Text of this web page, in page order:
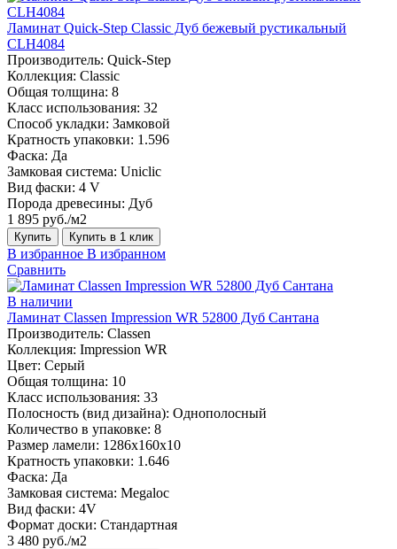
Ламинат Quick-Step Classic Дуб бежевый рустикальный
CLH4084
Производитель: Quick-Step
Коллекция: Classic
Общая толщина: 8
Класс использования: 32
Способ укладки: Замковой
Кратность упаковки: 1.596
Фаска: Да
Замковая система: Uniclic
Вид фаски: 4 V
Порода древесины: Дуб
1 895 руб./м2
Купить Купить в 1 клик
В избранное В избранном
Сравнить
В наличии
Ламинат Classen Impression WR 52800 Дуб Сантана
Производитель: Classen
Коллекция: Impression WR
Цвет: Серый
Общая толщина: 10
Класс использования: 33
Полосность (вид дизайна): Однополосный
Количество в упаковке: 8
Размер ламели: 1286х160х10
Кратность упаковки: 1.646
Фаска: Да
Замковая система: Megaloc
Вид фаски: 4V
Формат доски: Стандартная
3 480 руб./м2